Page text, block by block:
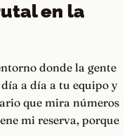
en la
donde la gente
a día a tu equipo y
que mira números
mi reserva, porque